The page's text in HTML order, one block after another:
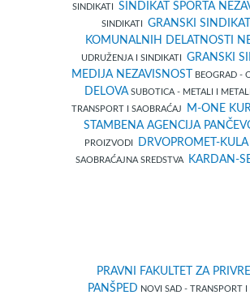
SINDIKATI SINDIKAT SPORTA
SINDIKATI GRANSKI
KOMUNALNIH DELATNOSTI
UDRUŽENJA I SINDIKATI GRANSKI
MEDIJA NEZAVISNOST
BEOGRAD -
DELOVA SUBOTICA - METALI I
TRANSPORT I SAOBRAĆAJ
M-ONE
STAMBENA AGENCIJA
PROIZVODI
DRVOPROMET-KULA
SAOBRAĆAJNA SREDSTVA
KARDAN-
PRAVNI FAKULTET ZA
PANŠPED NOVI SAD - TRANSPORT I